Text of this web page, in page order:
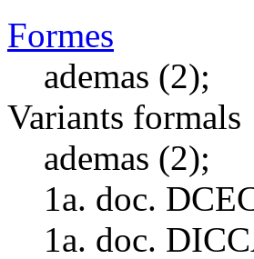
Formes
ademas (2);
Variants formals
ademas (2);
1a. doc.
1a. doc.